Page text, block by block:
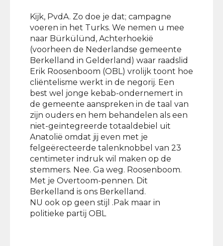
Kijk, PvdA. Zo doe je dat; campagne
voeren in het Turks. We nemen u mee
naar Bürkülünd, Achterhoekië
(voorheen de Nederlandse gemeente
Berkelland in Gelderland) waar raadslid
Erik Roosenboom (OBL) vrolijk toont hoe
cliëntelisme werkt in de negorij. Een
best wel jonge kebab-ondernemert in
de gemeente aanspreken in de taal van
zijn ouders en hem behandelen als een
niet-geïntegreerde totaaldebiel uit
Anatolië omdat jij even met je
felgeërecteerde talenknobbel van 23
centimeter indruk wil maken op de
stemmers. Nee. Ga weg. Roosenboom.
Met je Overtoom-pennen. Dit
Berkelland is ons Berkelland.
NU ook op geen stijl .Pak maar in
politieke partij OBL